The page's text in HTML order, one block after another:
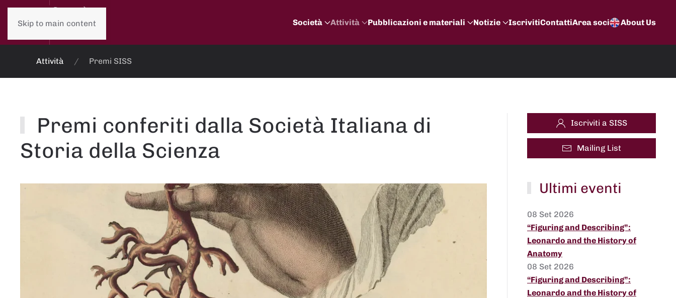
Skip to main content Società Attività Pubblicazioni e materiali Notizie IscrivitiContattiArea soci About Us
Attività Premi SISS
Premi conferiti dalla Società Italiana di
Storia della Scienza
Iscriviti a SISS
Mailing List
Ultimi eventi
08 Set 2026
“Figuring and Describing”:
Leonardo and the History of
Anatomy
08 Set 2026
“Figuring and Describing”:
Leonardo and the History of